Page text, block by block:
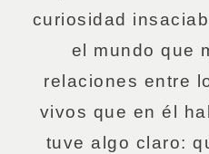
curiosidad
el mundo que
relaciones entre
vivos que en él
tuve algo claro: